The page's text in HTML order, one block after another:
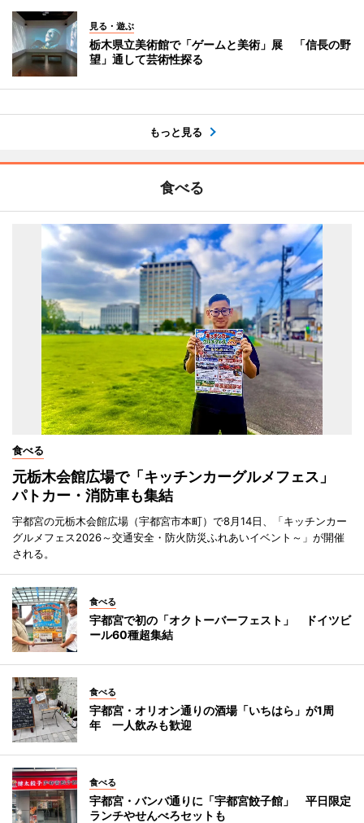
見る・遊ぶ
栃木県立美術館で「ゲームと美術」展 「信長の野
望」通して芸術性探る
もっと見る
食べる
食べる
元栃木会館広場で「キッチンカーグルメフェス」
パトカー・消防車も集結
宇都宮の元栃木会館広場（宇都宮市本町）で8月14日、「キッチンカー
グルメフェス2026～交通安全・防火防災ふれあいイベント～」が開催
される。
食べる
宇都宮で初の「オクトーバーフェスト」 ドイツビ
ール60種超集結
食べる
宇都宮・オリオン通りの酒場「いちはら」が1周
年 一人飲みも歓迎
食べる
宇都宮・バンバ通りに「宇都宮餃子館」 平日限定
ランチやせんべろセットも